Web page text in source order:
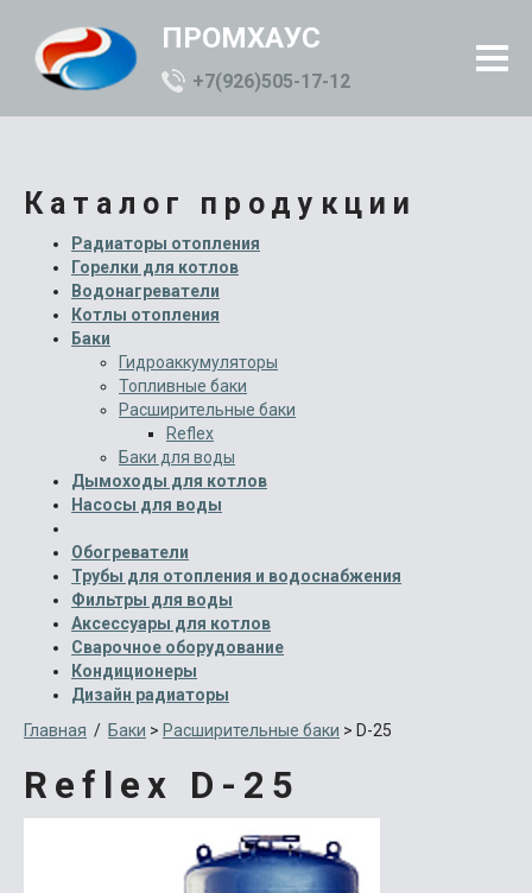
ПРОМХАУС
+7(926)505-17-12
Каталог продукции
Радиаторы отопления
Горелки для котлов
Водонагреватели
Котлы отопления
Баки
Гидроаккумуляторы
Топливные баки
Расширительные баки
Reflex
Баки для воды
Дымоходы для котлов
Насосы для воды
Обогреватели
Трубы для отопления и водоснабжения
Фильтры для воды
Аксессуары для котлов
Сварочное оборудование
Кондиционеры
Дизайн радиаторы
Главная / Баки > Расширительные баки > D-25
Reflex D-25